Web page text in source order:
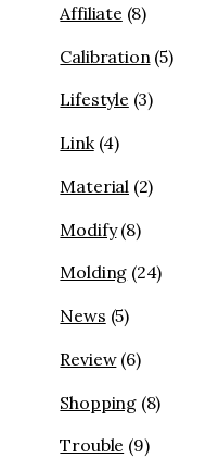
Affiliate (8)
Calibration (5)
Lifestyle (3)
Link(4)
Material (2)
Modify(8)
Molding (24)
News (5)
Review(6)
Shopping (8)
Trouble (9)